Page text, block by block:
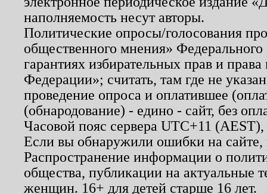
наполняемость несут авторы.
Политические опросы/голосования
общественного мнения»
гарантиях избирательных прав и
Федерации»; считать, там где не
проведение опроса и оплатившее
(обнародование) - едино - сайт, без
Часовой пояс сервера UTC+11
Если вы обнаружили ошибки на
Распространение информации о
общества, публикации на актуальные
женщин. 16+ для детей старше 16 лет.